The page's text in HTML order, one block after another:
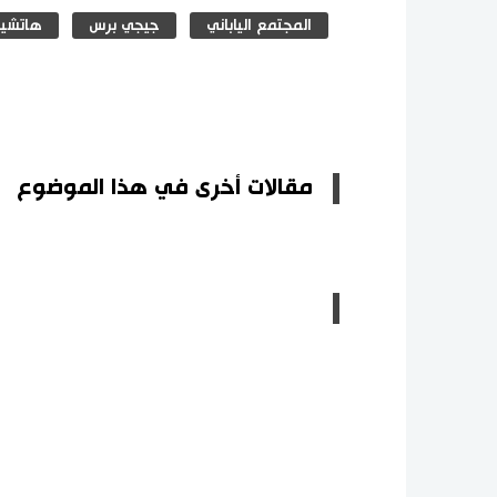
المجتمع الياباني جيجي برس
مقالات أخرى في هذا الموضوع